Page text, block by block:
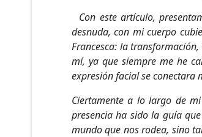
Con este artículo,
desnuda, con mi cuerpo
Francesca: la
mí, ya que siempre me he
expresión facial se conectara
Ciertamente a lo largo de
presencia ha sido la guía
mundo que nos rodea, sino